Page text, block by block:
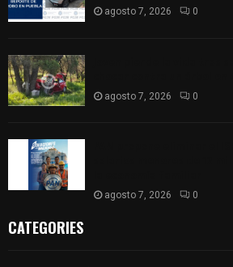
agosto 7, 2026 0
agosto 7, 2026 0
agosto 7, 2026 0
CATEGORIES